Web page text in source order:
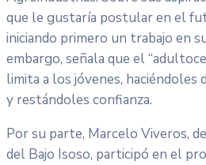
que le gustaría postular en el
iniciando primero un trabajo en
embargo, señala que el
limita a los jóvenes, haciéndoles
y restándoles confianza.
Por su parte, Marcelo Viveros,
del Bajo Isoso, participó en el